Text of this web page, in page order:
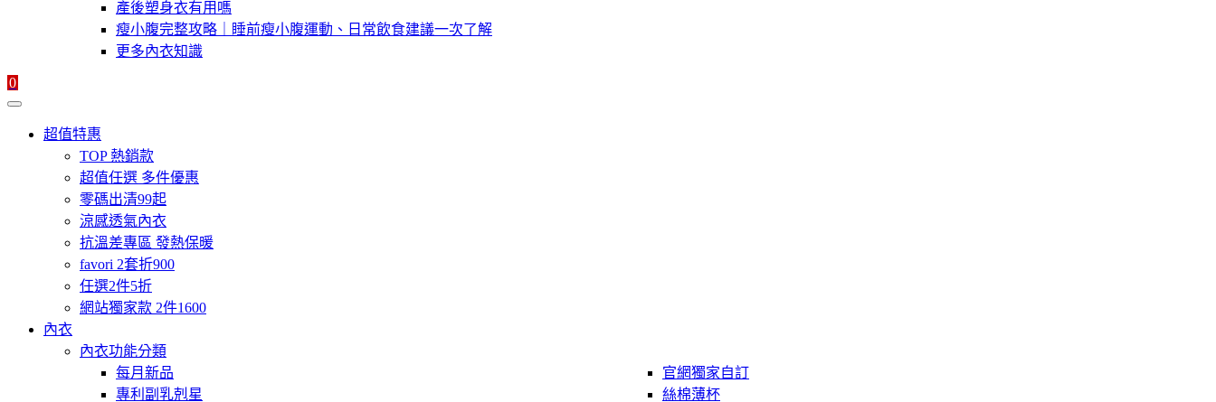
產後塑身衣有用嗎
瘦小腹完整攻略｜睡前瘦小腹運動、日常飲食建議一次了解
更多內衣知識
0
超值特惠
TOP 熱銷款
超值任選 多件優惠
零碼出清99起
涼感透氣內衣
抗溫差專區 發熱保暖
favori 2套折900
任選2件5折
網站獨家款 2件1600
內衣
內衣功能分類
每月新品
官網獨家自訂
專利副乳剋星
絲棉薄杯